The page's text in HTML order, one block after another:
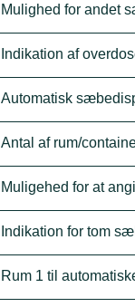
Mulighed for andet
Indikation af
Automatisk
Antal af rum/
Muligehed for at
Indikation for tom
Rum 1 til